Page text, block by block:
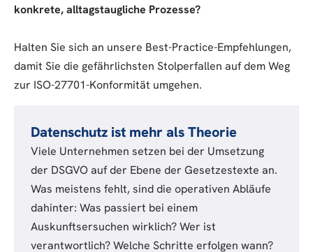
konkrete, alltagstaugliche Prozesse?
Halten Sie sich an unsere Best-Practice-Empfehlungen,
damit Sie die gefährlichsten Stolperfallen auf dem Weg
zur ISO-27701-Konformität umgehen.
Datenschutz ist mehr als Theorie
Viele Unternehmen setzen bei der Umsetzung
der DSGVO auf der Ebene der Gesetzestexte an.
Was meistens fehlt, sind die operativen Abläufe
dahinter: Was passiert bei einem
Auskunftsersuchen wirklich? Wer ist
verantwortlich? Welche Schritte erfolgen wann?